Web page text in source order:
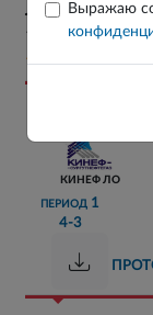
Выражаю
ЛЕТ (2010-
1
15.10.2025
КИНЕФ ЛО
ПЕРИОД 1
4-3